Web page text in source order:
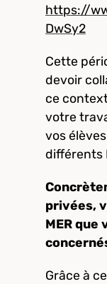
https://
DwSy2
Cette
devoir
ce
votre
vos
différents
privées,
MER que
Grâce à